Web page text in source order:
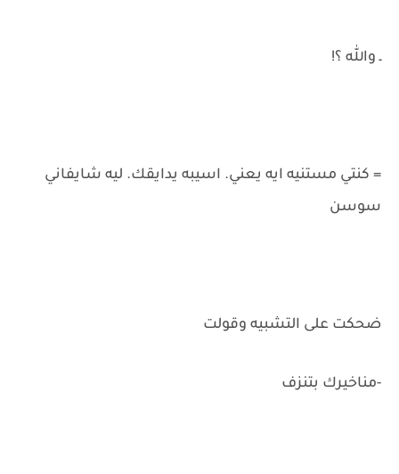
ـ والله ؟!
= كنتي مستنيه ايه يعني. اسيبه يدايقك. ليه شايفاني
سوسن
ضحكت على التشبيه وقولت
-مناخيرك بتنزف